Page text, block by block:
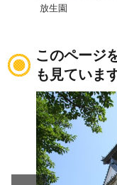
放生園
このページ
も見ていま